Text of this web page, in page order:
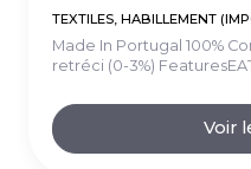
TEXTILES, HABILLEMENT
Made In Portugal 100%
retréci (0-3%)
Voir